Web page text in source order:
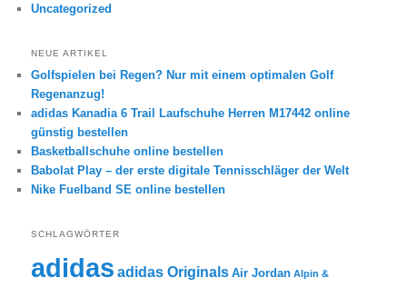
Uncategorized
NEUE ARTIKEL
Golfspielen bei Regen? Nur mit einem optimalen Golf
Regenanzug!
adidas Kanadia 6 Trail Laufschuhe Herren M17442 online
günstig bestellen
Basketballschuhe online bestellen
Babolat Play – der erste digitale Tennisschläger der Welt
Nike Fuelband SE online bestellen
SCHLAGWÖRTER
adidas adidas Originals Air Jordan Alpin &